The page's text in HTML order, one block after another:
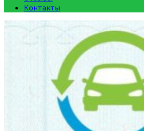
Контакты